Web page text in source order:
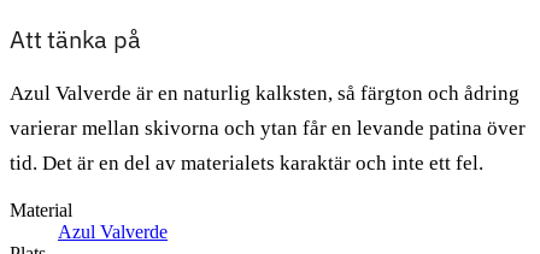
Att tänka på
Azul Valverde är en naturlig kalksten, så färgton och ådring
varierar mellan skivorna och ytan får en levande patina över
tid. Det är en del av materialets karaktär och inte ett fel.
Material
Azul Valverde